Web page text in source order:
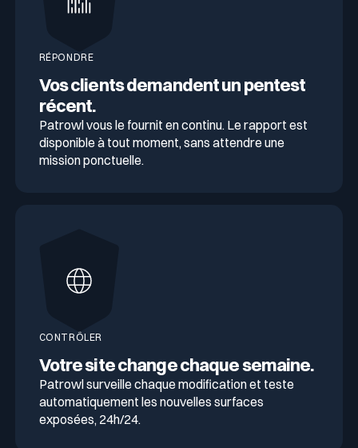
RÉPONDRE
Vos clients demandent un pentest
récent.
Patrowl vous le fournit en continu. Le rapport est
disponible à tout moment, sans attendre une
mission ponctuelle.
CONTRÔLER
Votre site change chaque semaine.
Patrowl surveille chaque modification et teste
automatiquement les nouvelles surfaces
exposées, 24h/24.